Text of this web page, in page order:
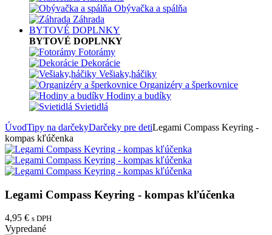
Obývačka a spálňa
Záhrada
BYTOVÉ DOPLNKY
BYTOVÉ DOPLNKY
Fotorámy
Dekorácie
Vešiaky,háčiky
Organizéry a šperkovnice
Hodiny a budíky
Svietidlá
ÚvodTipy na darčekyDarčeky pre detiLegami Compass Keyring -
kompas kľúčenka
Legami Compass Keyring - kompas kľúčenka
4,95 € s DPH
Vypredané